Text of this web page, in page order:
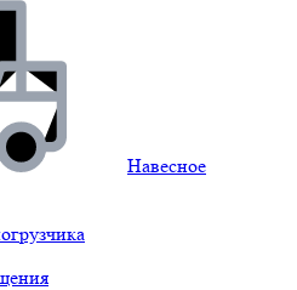
Навесное